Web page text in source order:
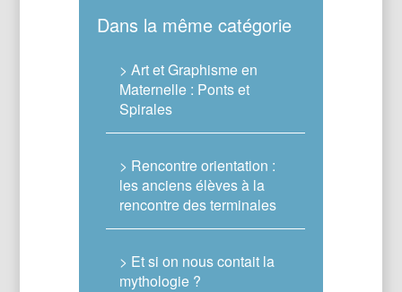
Dans la même catégorie
> Art et Graphisme en
Maternelle : Ponts et
Spirales
> Rencontre orientation :
les anciens élèves à la
rencontre des terminales
> Et si on nous contait la
mythologie ?